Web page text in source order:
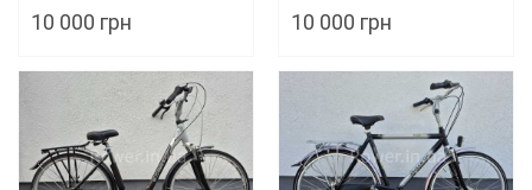
10 000 грн 10 000 грн